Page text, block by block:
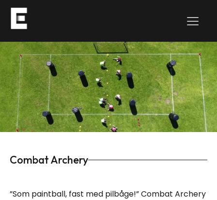
Combat Archery
”Som paintball, fast med pilbåge!” Combat Archery